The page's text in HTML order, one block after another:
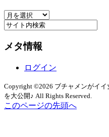
ー
ア
ー
イ
メタ情報
ログイン
Copyright ©2026 ブチャメンがイ
を大公開♪ All Rights Reserved.
このページの先頭へ